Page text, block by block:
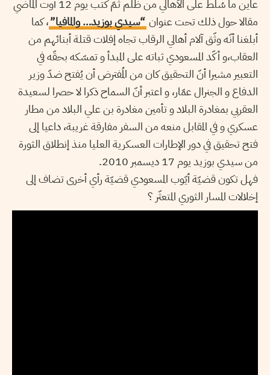
عاين ما سُلّط على الأهالي من ظلم ثمّ كتب يوم 12 أوت الماضي
مقالا حول ذلك تحت عنوان “سيدي بوزيد… والمافيا”، كما
أبلغنا أنّه وثّق آلام أهالي الرقاب تجاه إفلات قتلة أبنائهم من
العقاب،و أكّد المسعودي ثباته على المبدأ و تمسّكه بحقّه في
التعبير مشيرا أنّ التحقيق كان من المُفترض أن يُفتح ضدّ وزير
الدفاع و الجنرال عمّار، و اعتبر أنّ السماح ذكرا لا حصرا لسعيدة
العقربي بمغادرة البلاد و تأمين مغادرة بن علي البلاد من مطار
عسكري و في المقابل منعه من السفر مفارقة غريبة، داعيا إلى
فتح تحقيق في دور الإطارات العسكرية العليا منذ إنطلاق الثورة
من سيدي بوزيد يوم 17 ديسمبر 2010.
فهل تكون قضيّة أيّوب المسعودي قضيّة رأي أخرى تضاف إلى
إخلالات المسار الثوري المتعثّر ؟